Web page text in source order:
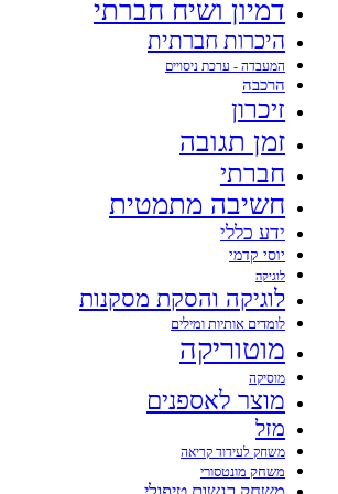
דמיון ושיח חברתי
היכרות חברתית
המעבדה - ערכת ניסויים
הרכבה
זיכרון
זמן תגובה
חברתי
חשיבה מתמטית
ידע כללי
יוסי קדמי
לוגיקה
לוגיקה והסקת מסקנות
לומדים אותיות ומילים
מוטוריקה
מוסיקה
מוצר לאספנים
מזל
משחק לעידוד קריאה
משחק מונטסורי